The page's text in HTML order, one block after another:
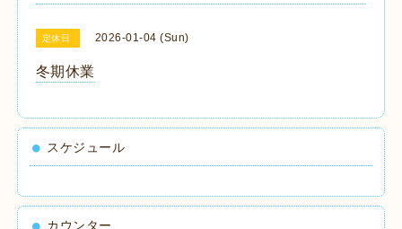
定休日 2026-01-04 (Sun)
冬期休業
スケジュール
カウンター